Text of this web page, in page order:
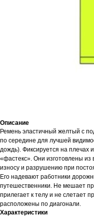
Описание
Ремень эластичный желтый с
по середине для лучшей
дождь). Фиксируется на плечах
«фастекс». Они изготовлены из
износу и разрушению при
Его надевают работники
путешественники. Не мешает
прилегает к телу и не слетает
расположены по диагонали.
Характеристики